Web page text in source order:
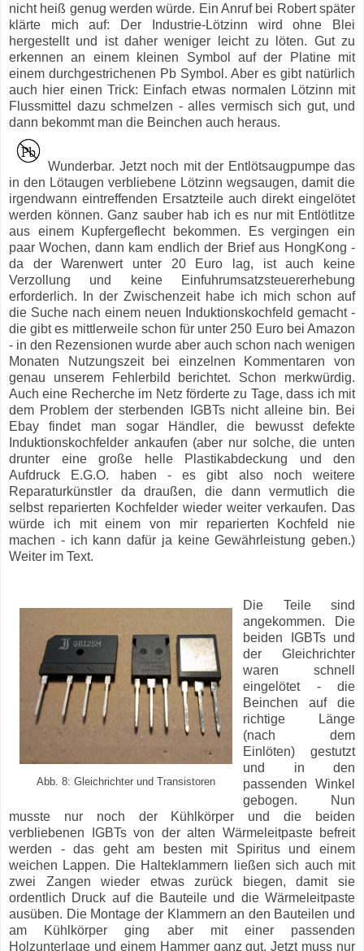
nicht heiß genug werden würde. Ein Anruf bei Robert später
klärte mich auf: Der Industrie-Lötzinn wird ohne Blei
hergestellt und ist daher weniger leicht zu löten. Gut zu
erkennen an einem kleinen Symbol auf der Platine mit
einem durchgestrichenen Pb Symbol. Aber es gibt natürlich
auch hier einen Trick: Einfach etwas normalen Lötzinn mit
Flussmittel dazu schmelzen - alles vermisch sich gut, und
dann bekommt man die Beinchen auch heraus.
Wunderbar. Jetzt noch mit der Entlötsaugpumpe das
in den Lötaugen verbliebene Lötzinn wegsaugen, damit die
irgendwann eintreffenden Ersatzteile auch direkt eingelötet
werden können. Ganz sauber hab ich es nur mit Entlötlitze
aus einem Kupfergeflecht bekommen. Es vergingen ein
paar Wochen, dann kam endlich der Brief aus HongKong -
da der Warenwert unter 20 Euro lag, ist auch keine
Verzollung und keine Einfuhrumsatzsteuererhebung
erforderlich. In der Zwischenzeit habe ich mich schon auf
die Suche nach einem neuen Induktionskochfeld gemacht -
die gibt es mittlerweile schon für unter 250 Euro bei Amazon
- in den Rezensionen wurde aber auch schon nach wenigen
Monaten Nutzungszeit bei einzelnen Kommentaren von
genau unserem Fehlerbild berichtet. Schon merkwürdig.
Auch eine Recherche im Netz förderte zu Tage, dass ich mit
dem Problem der sterbenden IGBTs nicht alleine bin. Bei
Ebay findet man sogar Händler, die bewusst defekte
Induktionskochfelder ankaufen (aber nur solche, die unten
drunter eine große helle Plastikabdeckung und den
Aufdruck E.G.O. haben - es gibt also noch weitere
Reparaturkünstler da draußen, die dann vermutlich die
selbst reparierten Kochfelder wieder weiter verkaufen. Das
würde ich mit einem von mir reparierten Kochfeld nie
machen - ich kann dafür ja keine Gewährleistung geben.)
Weiter im Text.
Abb. 8: Gleichrichter und Transistoren
Die Teile sind
angekommen. Die
beiden IGBTs und
der Gleichrichter
waren schnell
eingelötet - die
Beinchen auf die
richtige Länge
(nach dem
Einlöten) gestutzt
und in den
passenden Winkel
gebogen. Nun
musste nur noch der Kühlkörper und die beiden
verbliebenen IGBTs von der alten Wärmeleitpaste befreit
werden - das geht am besten mit Spiritus und einem
weichen Lappen. Die Halteklammern ließen sich auch mit
zwei Zangen wieder etwas zurück biegen, damit sie
ordentlich Druck auf die Bauteile und die Wärmeleitpaste
ausüben. Die Montage der Klammern an den Bauteilen und
am Kühlkörper ging aber mit einer passenden
Holzunterlage und einem Hammer ganz gut. Jetzt muss nur